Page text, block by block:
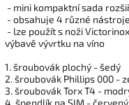
- mini kompaktní sada
- obsahuje 4 různé nástroje
- lze použít s noži
výbavě vývrtku na víno
1. šroubovák plochý - šedý
2. šroubovák Phillips 000 -
3. šroubovák Torx T4 -
4. špendlík na SIM - červený